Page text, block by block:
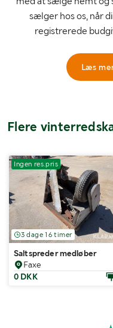
sælger hos os, når
registrerede
Læs
Flere
Ingen res.pris
3 dage 16 timer
Saltspreder medløber
Faxe
0 DKK